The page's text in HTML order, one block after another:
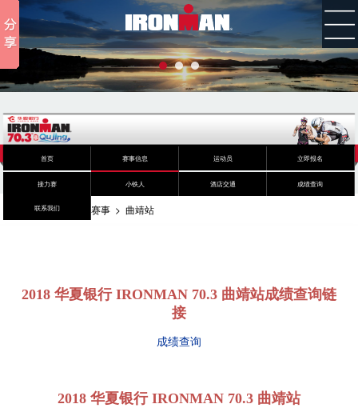
首页 赛事信息 运动员 立即报名
接力赛 小铁人 酒店交通 成绩查询
联系我们
您的位置： 首页 赛事 > 曲靖站
2018 华夏银行 IRONMAN 70.3 曲靖站成绩查询链
接
成绩查询
2018 华夏银行 IRONMAN 70.3 曲靖站